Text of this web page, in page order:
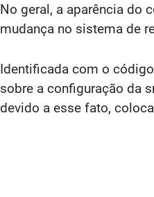
No geral, a aparência do
mudança no sistema de
Identificada com o
sobre a configuração da
devido a esse fato,